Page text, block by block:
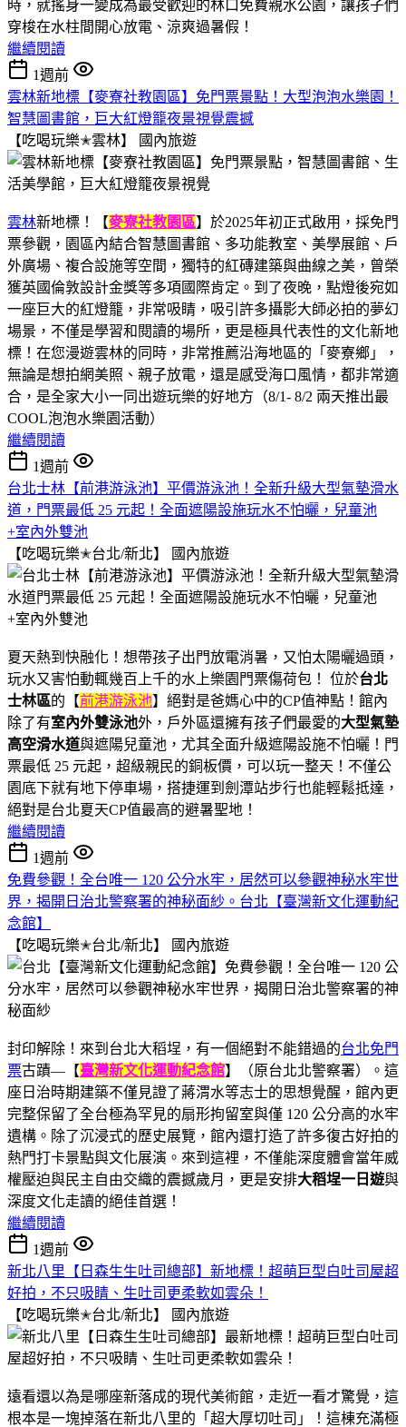
時，就搖身一變成為最受歡迎的林口免費親水公園，讓孩子們
穿梭在水柱間開心放電、涼爽過暑假！
繼續閱讀
1週前
雲林新地標【麥寮社教園區】免門票景點！大型泡泡水樂園！
智慧圖書館，巨大紅燈籠夜景視覺震撼
【吃喝玩樂✭雲林】
國內旅遊
雲林新地標！【麥寮社教園區】於2025年初正式啟用，採免門
票參觀，園區內結合智慧圖書館、多功能教室、美學展館、戶
外廣場、複合設施等空間，獨特的紅磚建築與曲線之美，曾榮
獲英國倫敦設計金獎等多項國際肯定。到了夜晚，點燈後宛如
一座巨大的紅燈籠，非常吸睛，吸引許多攝影大師必拍的夢幻
場景，不僅是學習和閱讀的場所，更是極具代表性的文化新地
標！在您漫遊雲林的同時，非常推薦沿海地區的「麥寮鄉」，
無論是想拍網美照、親子放電，還是感受海口風情，都非常適
合，是全家大小一同出遊玩樂的好地方（8/1- 8/2 兩天推出最
COOL泡泡水樂園活動）
繼續閱讀
1週前
台北士林【前港游泳池】平價游泳池！全新升級大型氣墊滑水
道，門票最低 25 元起！全面遮陽設施玩水不怕曬，兒童池
+室內外雙池
【吃喝玩樂✭台北/新北】
國內旅遊
夏天熱到快融化！想帶孩子出門放電消暑，又怕太陽曬過頭，
玩水又害怕動輒幾百上千的水上樂園門票傷荷包！ 位於台北
士林區的【前港游泳池】絕對是爸媽心中的CP值神點！館內
除了有室內外雙泳池外，戶外區還擁有孩子們最愛的大型氣墊
高空滑水道與遮陽兒童池，尤其全面升級遮陽設施不怕曬！門
票最低 25 元起，超級親民的銅板價，可以玩一整天！不僅公
園底下就有地下停車場，搭捷運到劍潭站步行也能輕鬆抵達，
絕對是台北夏天CP值最高的避暑聖地！
繼續閱讀
1週前
免費參觀！全台唯一 120 公分水牢，居然可以參觀神秘水牢世
界，揭開日治北警察署的神秘面紗。台北【臺灣新文化運動紀
念館】
【吃喝玩樂✭台北/新北】
國內旅遊
封印解除！來到台北大稻埕，有一個絕對不能錯過的台北免門
票古蹟—【臺灣新文化運動紀念館】（原台北北警察署）。這
座日治時期建築不僅見證了蔣渭水等志士的思想覺醒，館內更
完整保留了全台極為罕見的扇形拘留室與僅 120 公分高的水牢
遺構。除了沉浸式的歷史展覽，館內還打造了許多復古好拍的
熱門打卡景點與文化展演。來到這裡，不僅能深度體會當年威
權壓迫與民主自由交織的震撼歲月，更是安排大稻埕一日遊與
深度文化走讀的絕佳首選！
繼續閱讀
1週前
新北八里【日森生生吐司總部】新地標！超萌巨型白吐司屋超
好拍，不只吸睛、生吐司更柔軟如雲朵！
【吃喝玩樂✭台北/新北】
國內旅遊
遠看還以為是哪座新落成的現代美術館，走近一看才驚覺，這
根本是一塊掉落在新北八里的「超大厚切吐司」！這棟充滿極